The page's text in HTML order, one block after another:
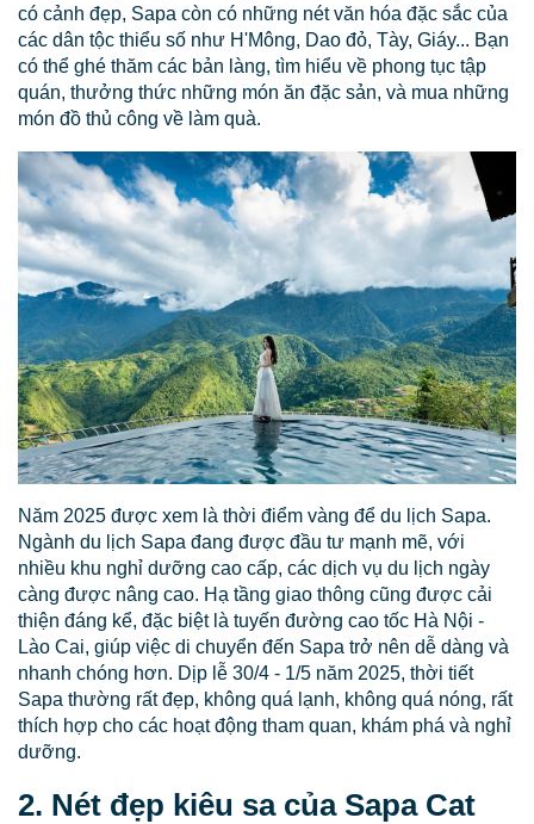
có cảnh đẹp, Sapa còn có những nét văn hóa đặc sắc của
các dân tộc thiểu số như H'Mông, Dao đỏ, Tày, Giáy... Bạn
có thể ghé thăm các bản làng, tìm hiểu về phong tục tập
quán, thưởng thức những món ăn đặc sản, và mua những
món đồ thủ công về làm quà.
Năm 2025 được xem là thời điểm vàng để du lịch Sapa.
Ngành du lịch Sapa đang được đầu tư mạnh mẽ, với
nhiều khu nghỉ dưỡng cao cấp, các dịch vụ du lịch ngày
càng được nâng cao. Hạ tầng giao thông cũng được cải
thiện đáng kể, đặc biệt là tuyến đường cao tốc Hà Nội -
Lào Cai, giúp việc di chuyển đến Sapa trở nên dễ dàng và
nhanh chóng hơn. Dịp lễ 30/4 - 1/5 năm 2025, thời tiết
Sapa thường rất đẹp, không quá lạnh, không quá nóng, rất
thích hợp cho các hoạt động tham quan, khám phá và nghỉ
dưỡng.
2. Nét đẹp kiêu sa của Sapa Cat